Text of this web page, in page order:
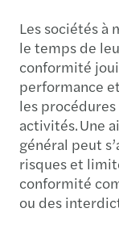
Les sociétés à
le temps de
conformité
performance
les
activités. Une
général peut
risques et
conformité
ou des